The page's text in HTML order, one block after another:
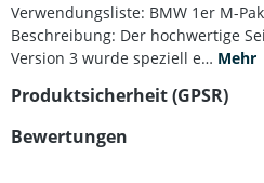
Verwendungsliste: BMW 1er M-
Beschreibung: Der hochwertige
Version 3 wurde speziell e… Mehr
Produktsicherheit (GPSR)
Bewertungen